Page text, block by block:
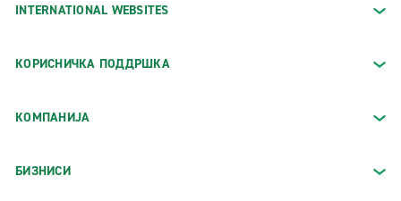
INTERNATIONAL WEBSITES
КОРИСНИЧКА ПОДДРШКА
КОМПАНИЈА
БИЗНИСИ